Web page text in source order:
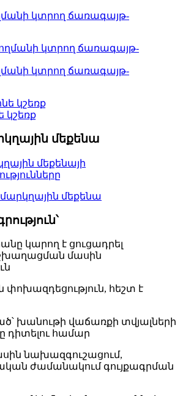
կտրող ճառագայթ-
կտրող ճառագայթ-
կշեռք
մեքենա
կարող է ցուցադրել
մասին
հեշտ է
խանութի վաճառքի տվյալների
դիտելու համար
նախազգուշացում,
ժամանակում գույքագրման